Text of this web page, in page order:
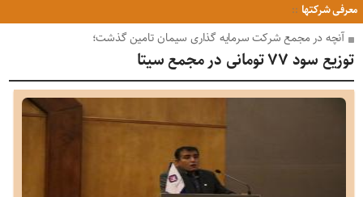
معرفی شرکتها
آنچه در مجمع شرکت سرمایه گذاری سیمان تامین گذشت؛
توزیع سود ۷۷ تومانی در مجمع سیتا